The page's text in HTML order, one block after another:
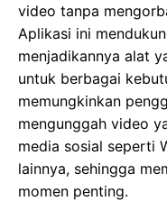
video tanpa
Aplikasi ini
menjadikannya alat
untuk berbagai
memungkinkan
mengunggah video
media sosial seperti
lainnya, sehingga
momen penting.